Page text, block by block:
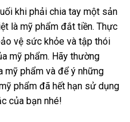
khi phải chia tay một sản
là mỹ phẩm đắt tiền. Thực
vệ sức khỏe và tập thói
mỹ phẩm. Hãy thường
mỹ phẩm và để ý những
phẩm đã hết hạn sử dụng
của bạn nhé!